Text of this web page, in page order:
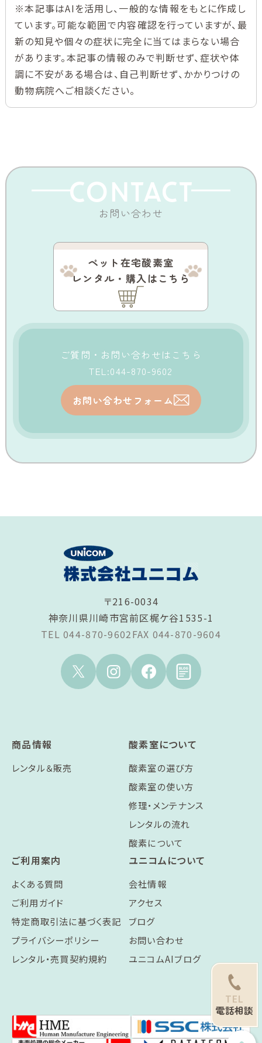
※本記事はAIを活用し、一般的な情報をもとに作成し
ています。可能な範囲で内容確認を行っていますが、最
新の知見や個々の症状に完全に当てはまらない場合
があります。本記事の情報のみで判断せず、症状や体
調に不安がある場合は、自己判断せず、かかりつけの
動物病院へご相談ください。
CONTACT
お問い合わせ
ペット在宅酸素室
レンタル・購入はこちら
ご質問・お問い合わせはこちら
TEL:044-870-9602
お問い合わせフォーム
TEL
電話相談
〒216-0034
神奈川県川崎市宮前区梶ケ谷1535-1
TEL 044-870-9602FAX 044-870-9604
商品情報
レンタル＆販売
酸素室について
酸素室の選び方
酸素室の使い方
修理・メンテナンス
レンタルの流れ
酸素について
ご利用案内
よくある質問
ご利用ガイド
特定商取引法に基づく表記
プライバシーポリシー
レンタル・売買契約規約
ユニコムについて
会社情報
アクセス
ブログ
お問い合わせ
ユニコムAIブログ